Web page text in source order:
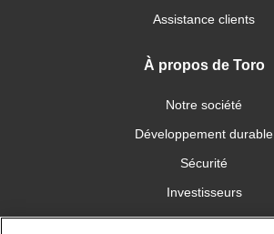
Assistance clients
À propos de Toro
Notre société
Développement durable
Sécurité
Investisseurs
Carrières